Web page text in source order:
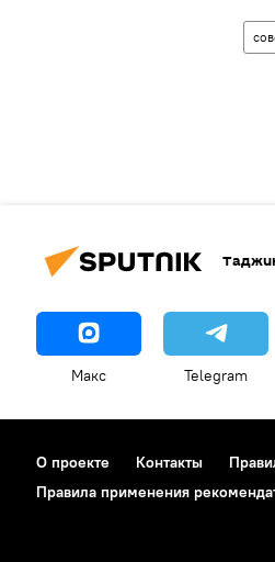
Макс Telegram
О проекте Контакты
Правила применения